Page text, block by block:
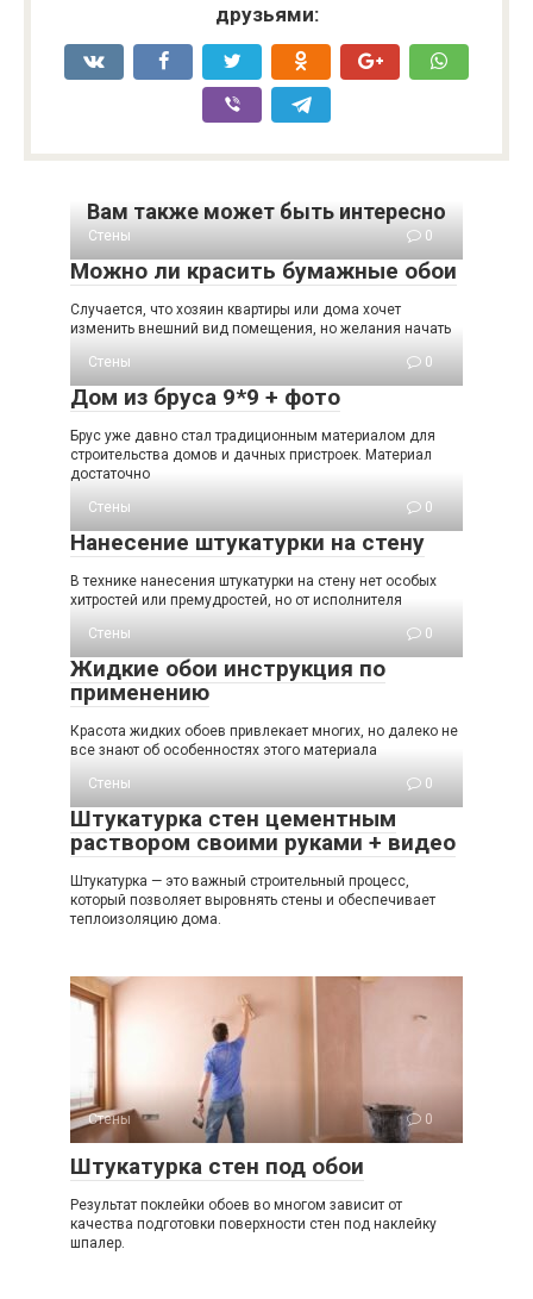
друзьями:
Вам также может быть интересно
Стены 0
Можно ли красить бумажные обои
Случается, что хозяин квартиры или дома хочет
изменить внешний вид помещения, но желания начать
Стены
0
Дом из бруса 9*9 + фото
Брус уже давно стал традиционным материалом для
строительства домов и дачных пристроек. Материал
достаточно
Стены
0
Нанесение штукатурки на стену
В технике нанесения штукатурки на стену нет особых
хитростей или премудростей, но от исполнителя
Стены
0
Жидкие обои инструкция по
применению
Красота жидких обоев привлекает многих, но далеко не
все знают об особенностях этого материала
Стены
0
Штукатурка стен цементным
раствором своими руками + видео
Штукатурка — это важный строительный процесс,
который позволяет выровнять стены и обеспечивает
теплоизоляцию дома.
Стены 0
Штукатурка стен под обои
Результат поклейки обоев во многом зависит от
качества подготовки поверхности стен под наклейку
шпалер.